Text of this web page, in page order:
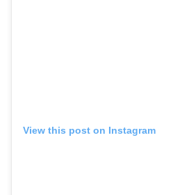
View this post on Instagram